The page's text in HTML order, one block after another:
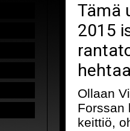
Tämä
2015
Ollaan
Forssan
keittiö,